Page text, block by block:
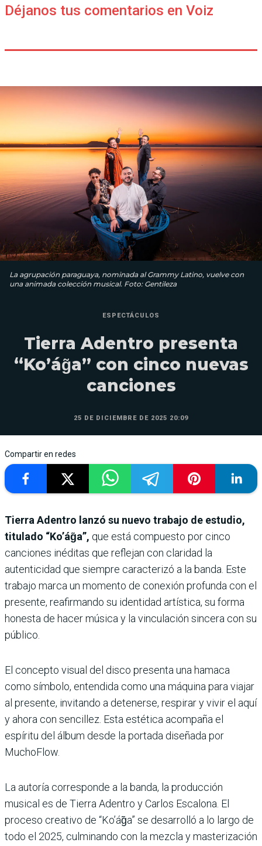
Déjanos tus comentarios en Voiz
La agrupación paraguaya, nominada al Grammy Latino, vuelve con
una animada colección musical. Foto: Gentileza
ESPECTÁCULOS
Tierra Adentro presenta
“Ko’ág̃a” con cinco nuevas
canciones
25 DE DICIEMBRE DE 2025 20:09
Compartir en redes
Tierra Adentro lanzó su nuevo trabajo de estudio,
titulado “Ko’ág̃a”, que está compuesto por cinco
canciones inéditas que reflejan con claridad la
autenticidad que siempre caracterizó a la banda. Este
trabajo marca un momento de conexión profunda con el
presente, reafirmando su identidad artística, su forma
honesta de hacer música y la vinculación sincera con su
público.
El concepto visual del disco presenta una hamaca
como símbolo, entendida como una máquina para viajar
al presente, invitando a detenerse, respirar y vivir el aquí
y ahora con sencillez. Esta estética acompaña el
espíritu del álbum desde la portada diseñada por
MuchoFlow.
La autoría corresponde a la banda, la producción
musical es de Tierra Adentro y Carlos Escalona. El
proceso creativo de “Ko’ág̃a” se desarrolló a lo largo de
todo el 2025, culminando con la mezcla y masterización